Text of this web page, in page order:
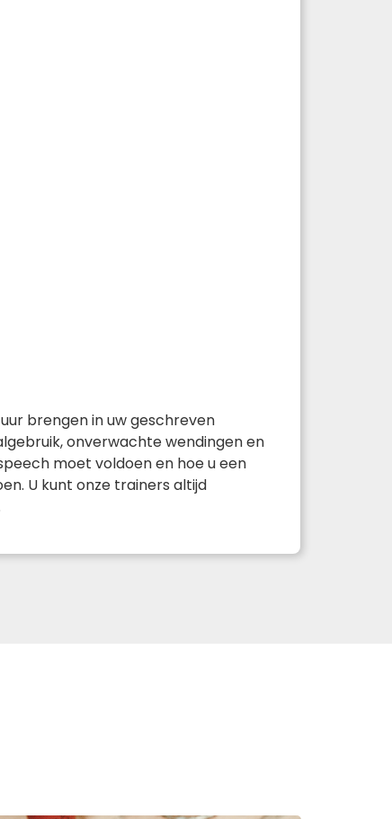
brengen in uw geschreven
onverwachte wendingen en
moet voldoen en hoe u een
U kunt onze trainers altijd